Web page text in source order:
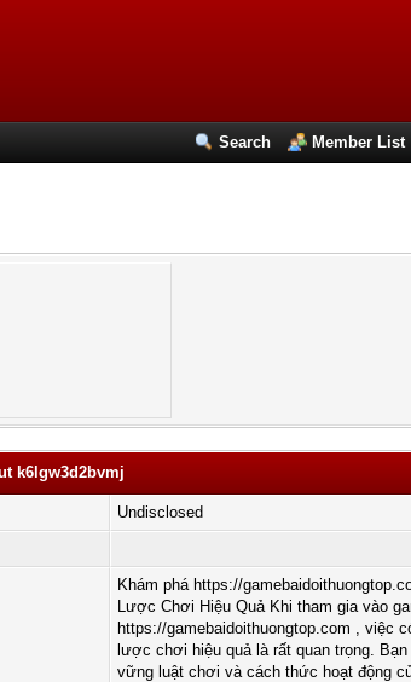
Search Member List
k6lgw3d2bvmj
Undisclosed
Khám phá https://
Lược Chơi Hiệu Quả Khi tham gia vào
https://gamebaidoithuongtop.com , việc
lược chơi hiệu quả là rất quan trọng. Bạn
vững luật chơi và cách thức hoạt động